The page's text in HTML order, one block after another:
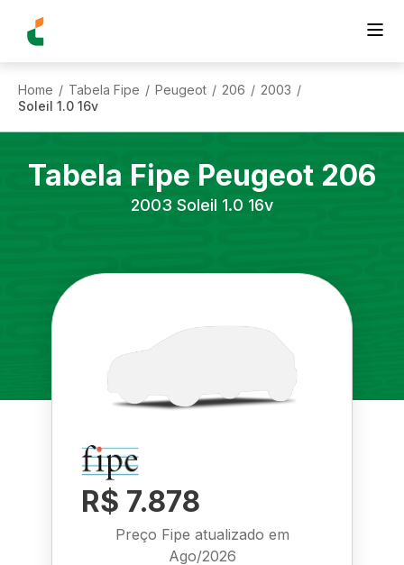
Home / Tabela Fipe / Peugeot / 206 / 2003 /
Soleil 1.0 16v
Tabela Fipe Peugeot 206
2003 Soleil 1.0 16v
R$ 7.878
Preço Fipe atualizado em
Ago/2026